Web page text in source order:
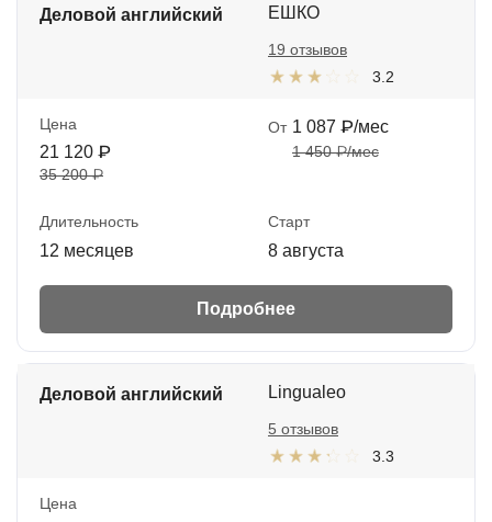
Деловой английский ЕШКО
3.2
19 отзывов
Цена
21 120 ₽
35 200 ₽
От 1 087 ₽/мес
1 450 ₽/мес
Длительность
12 месяцев
Старт
8 августа
Подробнее
Деловой английский Lingualeo
3.3
5 отзывов
Цена